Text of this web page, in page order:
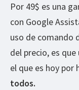
Por 49$ es una
con Google
uso de comando
del precio, es
el que es hoy por
todos.